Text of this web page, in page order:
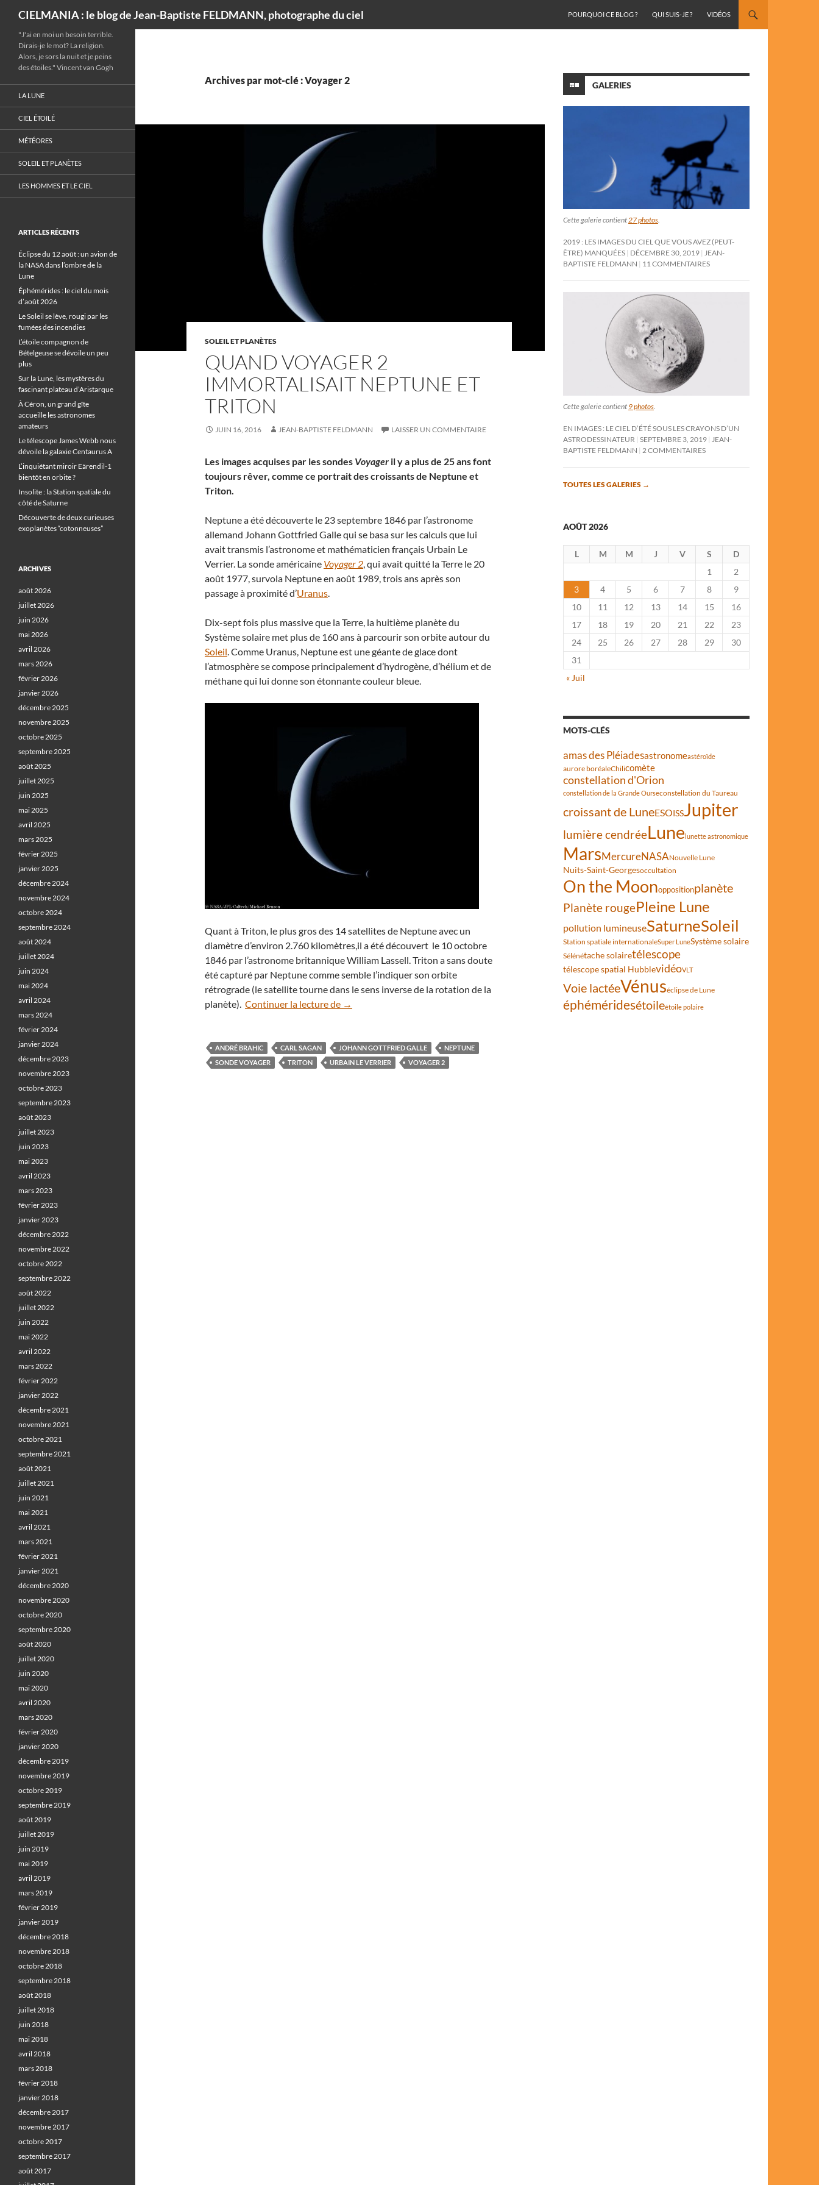
CIELMANIA : le blog de Jean-Baptiste FELDMANN, photographe du ciel
POURQUOI CE BLOG ?
QUI SUIS-JE ? VIDÉOS
Archives par mot-clé : Voyager 2
SOLEIL ET PLANÈTES
QUAND VOYAGER 2
IMMORTALISAIT NEPTUNE ET
TRITON
JUIN 16, 2016 JEAN-BAPTISTE FELDMANN LAISSER UN COMMENTAIRE
Les images acquises par les sondes Voyager il y a plus de 25 ans font
toujours rêver, comme ce portrait des croissants de Neptune et
Triton.
Neptune a été découverte le 23 septembre 1846 par l’astronome
allemand Johann Gottfried Galle qui se basa sur les calculs que lui
avait transmis l’astronome et mathématicien français Urbain Le
Verrier. La sonde américaine Voyager 2, qui avait quitté la Terre le 20
août 1977, survola Neptune en août 1989, trois ans après son
passage à proximité d’Uranus.
Dix-sept fois plus massive que la Terre, la huitième planète du
Système solaire met plus de 160 ans à parcourir son orbite autour du
Soleil. Comme Uranus, Neptune est une géante de glace dont
l’atmosphère se compose principalement d’hydrogène, d’hélium et de
méthane qui lui donne son étonnante couleur bleue.
Quant à Triton, le plus gros des 14 satellites de Neptune avec un
diamètre d’environ 2.760 kilomètres,il a été découvert le 10 octobre
1846 par l’astronome britannique William Lassell. Triton a sans doute
été capturé par Neptune comme semble l’indiquer son orbite
rétrograde (le satellite tourne dans le sens inverse de la rotation de la
planète). Continuer la lecture de Quand Voyager 2 immortalisait Neptune et Triton
→
ANDRÉ BRAHIC CARL SAGAN JOHANN GOTTFRIED GALLE
NEPTUNE
SONDE VOYAGER
TRITON URBAIN LE VERRIER VOYAGER 2
GALERIES
Cette galerie contient27 photos.
2019 : LES IMAGES DU CIEL QUE VOUS AVEZ (PEUT-
ÊTRE) MANQUÉES DÉCEMBRE 30, 2019 JEAN-
BAPTISTE FELDMANN
11 COMMENTAIRES
Cette galerie contient 9 photos
EN IMAGES : LE CIEL D’ÉTÉ SOUS LES CRAYONS D’UN
ASTRODESSINATEUR SEPTEMBRE 3, 2019
JEAN-
BAPTISTE FELDMANN
2 COMMENTAIRES
TOUTES LES GALERIES →
AOÛT 2026
L M M J V S
D
1
2
3
4 5 6 7 8
9
10
11 12 13 14 15
16
17
18 19 20 21 22
23
24
25 26 27 28 29
30
31
« Juil
MOTS-CLÉS
amas des Pléiadesastronomeastéroïde
aurore boréaleChilicomète
constellation d'Orion
constellation de la Grande Ourseconstellation du Taureau
croissant de LuneESOISSJupiter
lumière cendréeLunelunette astronomique
MarsMercureNASANouvelle Lune
Nuits-Saint-Georgesoccultation
On the Moonoppositionplanète
Planète rougePleine Lune
pollution lumineuseSaturneSoleil
Station spatiale internationaleSuper LuneSystème solaire
Sélénétache solairetélescope
télescope spatial HubblevidéoVLT
Voie lactéeVénuséclipse de Lune
éphéméridesétoileétoile polaire
"J'ai en moi un besoin terrible.
Dirais-je le mot? La religion.
Alors, je sors la nuit et je peins
des étoiles." Vincent van Gogh
LA LUNE
CIEL ÉTOILÉ
MÉTÉORES
SOLEIL ET PLANÈTES
LES HOMMES ET LE CIEL
ARTICLES RÉCENTS
Éclipse du 12 août : un avion de
la NASA dans l’ombre de la
Lune
Éphémérides : le ciel du mois
d’août 2026
Le Soleil se lève, rougi par les
fumées des incendies
L’étoile compagnon de
Bételgeuse se dévoile un peu
plus
Sur la Lune, les mystères du
fascinant plateau d’Aristarque
À Céron, un grand gîte
accueille les astronomes
amateurs
Le télescope James Webb nous
dévoile la galaxie Centaurus A
L’inquiétant miroir Eärendil-1
bientôt en orbite ?
Insolite : la Station spatiale du
côté de Saturne
Découverte de deux curieuses
exoplanètes “cotonneuses”
ARCHIVES
août 2026
juillet 2026
juin 2026
mai 2026
avril 2026
mars 2026
février 2026
janvier 2026
décembre 2025
novembre 2025
octobre 2025
septembre 2025
août 2025
juillet 2025
juin 2025
mai 2025
avril 2025
mars 2025
février 2025
janvier 2025
décembre 2024
novembre 2024
octobre 2024
septembre 2024
août 2024
juillet 2024
juin 2024
mai 2024
avril 2024
mars 2024
février 2024
janvier 2024
décembre 2023
novembre 2023
octobre 2023
septembre 2023
août 2023
juillet 2023
juin 2023
mai 2023
avril 2023
mars 2023
février 2023
janvier 2023
décembre 2022
novembre 2022
octobre 2022
septembre 2022
août 2022
juillet 2022
juin 2022
mai 2022
avril 2022
mars 2022
février 2022
janvier 2022
décembre 2021
novembre 2021
octobre 2021
septembre 2021
août 2021
juillet 2021
juin 2021
mai 2021
avril 2021
mars 2021
février 2021
janvier 2021
décembre 2020
novembre 2020
octobre 2020
septembre 2020
août 2020
juillet 2020
juin 2020
mai 2020
avril 2020
mars 2020
février 2020
janvier 2020
décembre 2019
novembre 2019
octobre 2019
septembre 2019
août 2019
juillet 2019
juin 2019
mai 2019
avril 2019
mars 2019
février 2019
janvier 2019
décembre 2018
novembre 2018
octobre 2018
septembre 2018
août 2018
juillet 2018
juin 2018
mai 2018
avril 2018
mars 2018
février 2018
janvier 2018
décembre 2017
novembre 2017
octobre 2017
septembre 2017
août 2017